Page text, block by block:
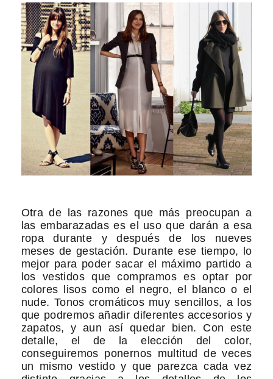
Otra de las razones que más preocupan a
las embarazadas es el uso que darán a esa
ropa durante y después de los nueves
meses de gestación. Durante ese tiempo, lo
mejor para poder sacar el máximo partido a
los vestidos que compramos es optar por
colores lisos como el negro, el blanco o el
nude. Tonos cromáticos muy sencillos, a los
que podremos añadir diferentes accesorios y
zapatos, y aun así quedar bien. Con este
detalle, el de la elección del color,
conseguiremos ponernos multitud de veces
un mismo vestido y que parezca cada vez